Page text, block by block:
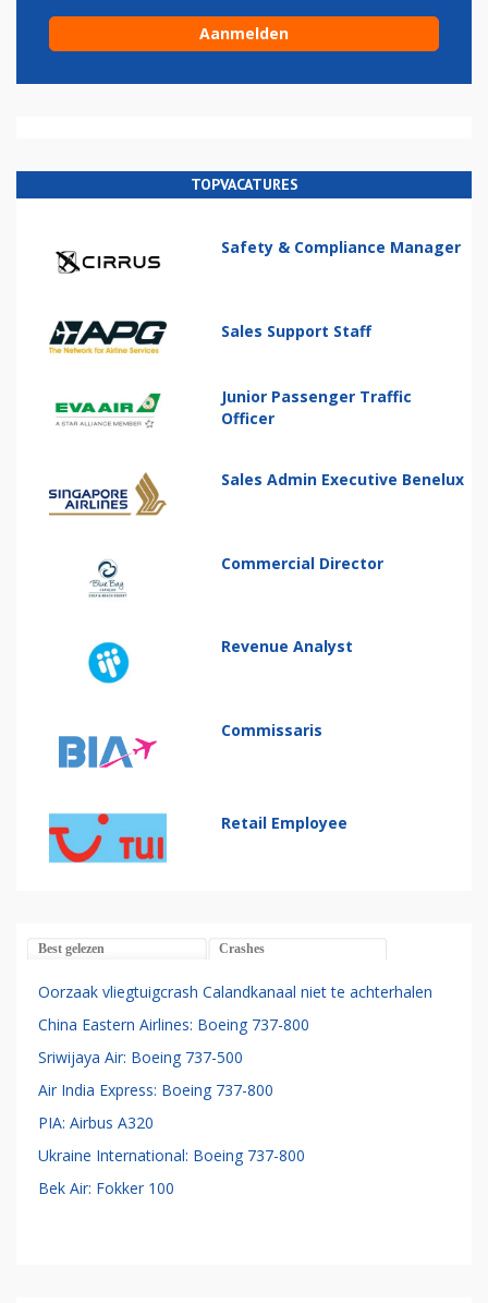
TOPVACATURES
Safety & Compliance Manager
Sales Support Staff
Junior Passenger Traffic
Officer
Sales Admin Executive Benelux
Commercial Director
Revenue Analyst
Commissaris
Retail Employee
Best gelezen Crashes
Oorzaak vliegtuigcrash Calandkanaal niet te achterhalen
China Eastern Airlines: Boeing 737-800
Sriwijaya Air: Boeing 737-500
Air India Express: Boeing 737-800
PIA: Airbus A320
Ukraine International: Boeing 737-800
Bek Air: Fokker 100